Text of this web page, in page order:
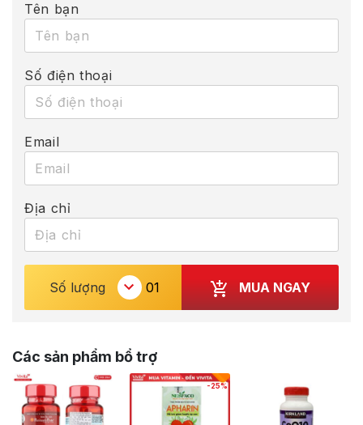
Tên bạn
Số điện thoại
Email
Địa chỉ
Số lượng MUA NGAY
Các sản phẩm bổ trợ
-25%